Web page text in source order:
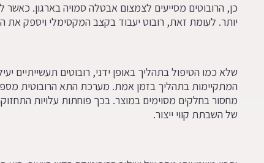
כן, הרובוטים מסייעים לצמצום אבטלה סמויה בארגון.
יותר. לעומת זאת, רובוט יעבוד בקצב המקסימלי ויספק
שלא כמו הטיפול בתהליך באופן ידני, רובוטים תעשייתיים
המתקיימות בתהליך בזמן אמת. מערכת התא הרובוטית
מחסור בחלקים מסוימים במוצר. בכך פוחתות עלויות
של השבתת קווי ייצור.